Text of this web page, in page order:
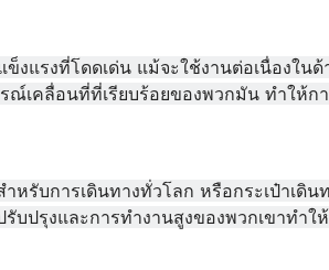
งแรงที่โดดเด่น แม้จะใช้งานต่อเนื่องใน
เคลื่อนที่ที่เรียบร้อยของพวกมัน ทําให้ก
รับการเดินทางทั่วโลก หรือกระเป๋าเดิน
ปรุงและการทํางานสูงของพวกเขาทําใ